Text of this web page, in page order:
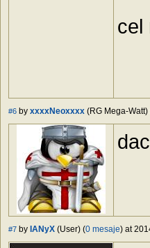
cel
#6 by xxxxNeoxxxx (RG Mega-Watt)
#7 by IANyX (User) (0 mesaje) at